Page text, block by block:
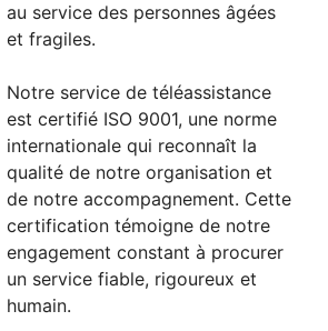
au service des personnes âgées
et fragiles.
Notre service de téléassistance
est certifié ISO 9001, une norme
internationale qui reconnaît la
qualité de notre organisation et
de notre accompagnement. Cette
certification témoigne de notre
engagement constant à procurer
un service fiable, rigoureux et
humain.